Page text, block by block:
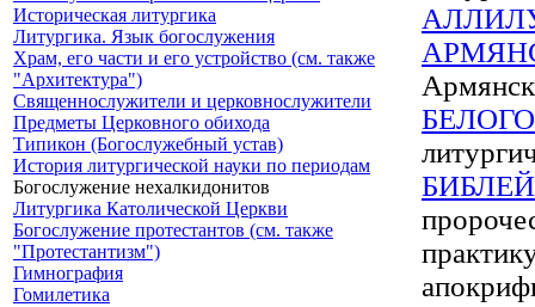
Историческая литургика
Литургика. Язык богослужения
Храм, его части и его устройство (см. также
"Архитектура")
Священнослужители и церковнослужители
Предметы Церковного обихода
Типикон (Богослужебный устав)
История литургической науки по периодам
Богослужение нехалкидонитов
Литургика Католической Церкви
Богослужение протестантов (см. также
"Протестантизм")
Гимнография
Гомилетика